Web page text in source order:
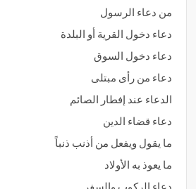
من دعاء الرسول
دعاء دخول القرية أو البلدة
دعاء دخول السوق
دعاء من رأى مبتلى
الدعاء عند إفطار الصائم
دعاء قضاء الدين
ما يقول ويفعل من أذنب ذنباً
ما يعوذ به الأولاد